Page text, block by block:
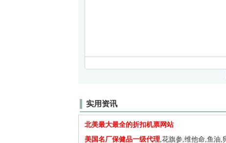
实用资讯
北美最大最全的折扣机票网站
美国名厂保健品一级代理,花旗参,维他命,鱼油,